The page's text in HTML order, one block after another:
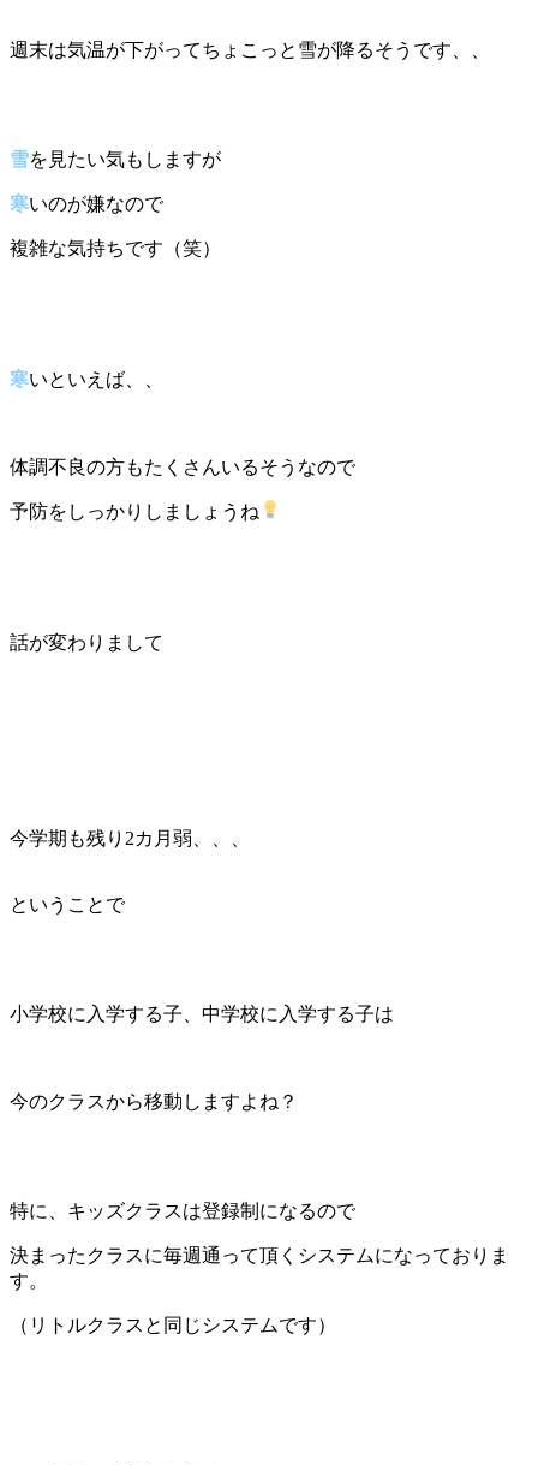
週末は気温が下がってちょこっと雪が降るそうです、、
雪を見たい気もしますが
寒いのが嫌なので
複雑な気持ちです（笑）
寒いといえば、、
体調不良の方もたくさんいるそうなので
予防をしっかりしましょうね
話が変わりまして
今学期も残り2カ月弱、、、
ということで
小学校に入学する子、中学校に入学する子は
今のクラスから移動しますよね？
特に、キッズクラスは登録制になるので
決まったクラスに毎週通って頂くシステムになっておりま
す。
（リトルクラスと同じシステムです）